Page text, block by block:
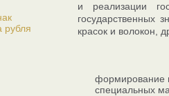
рубля
и реализации
государственных
красок и волокон,
формирование
специальных